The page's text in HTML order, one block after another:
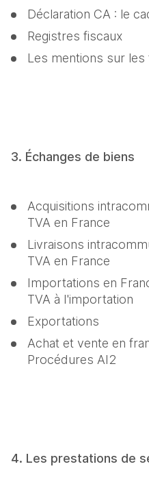
Déclaration CA : le
Registres fiscaux
Les mentions sur les
3. Échanges de biens
Acquisitions
TVA en France
Livraisons
TVA en France
Importations en
TVA à l'importation
Exportations
Achat et vente en
Procédures AI2
4. Les prestations de